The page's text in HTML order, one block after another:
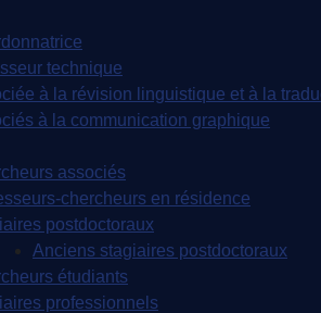
technique
à la révision linguistique et à la
à la communication graphique
associés
chercheurs en résidence
postdoctoraux
Anciens stagiaires postdoctoraux
étudiants
professionnels